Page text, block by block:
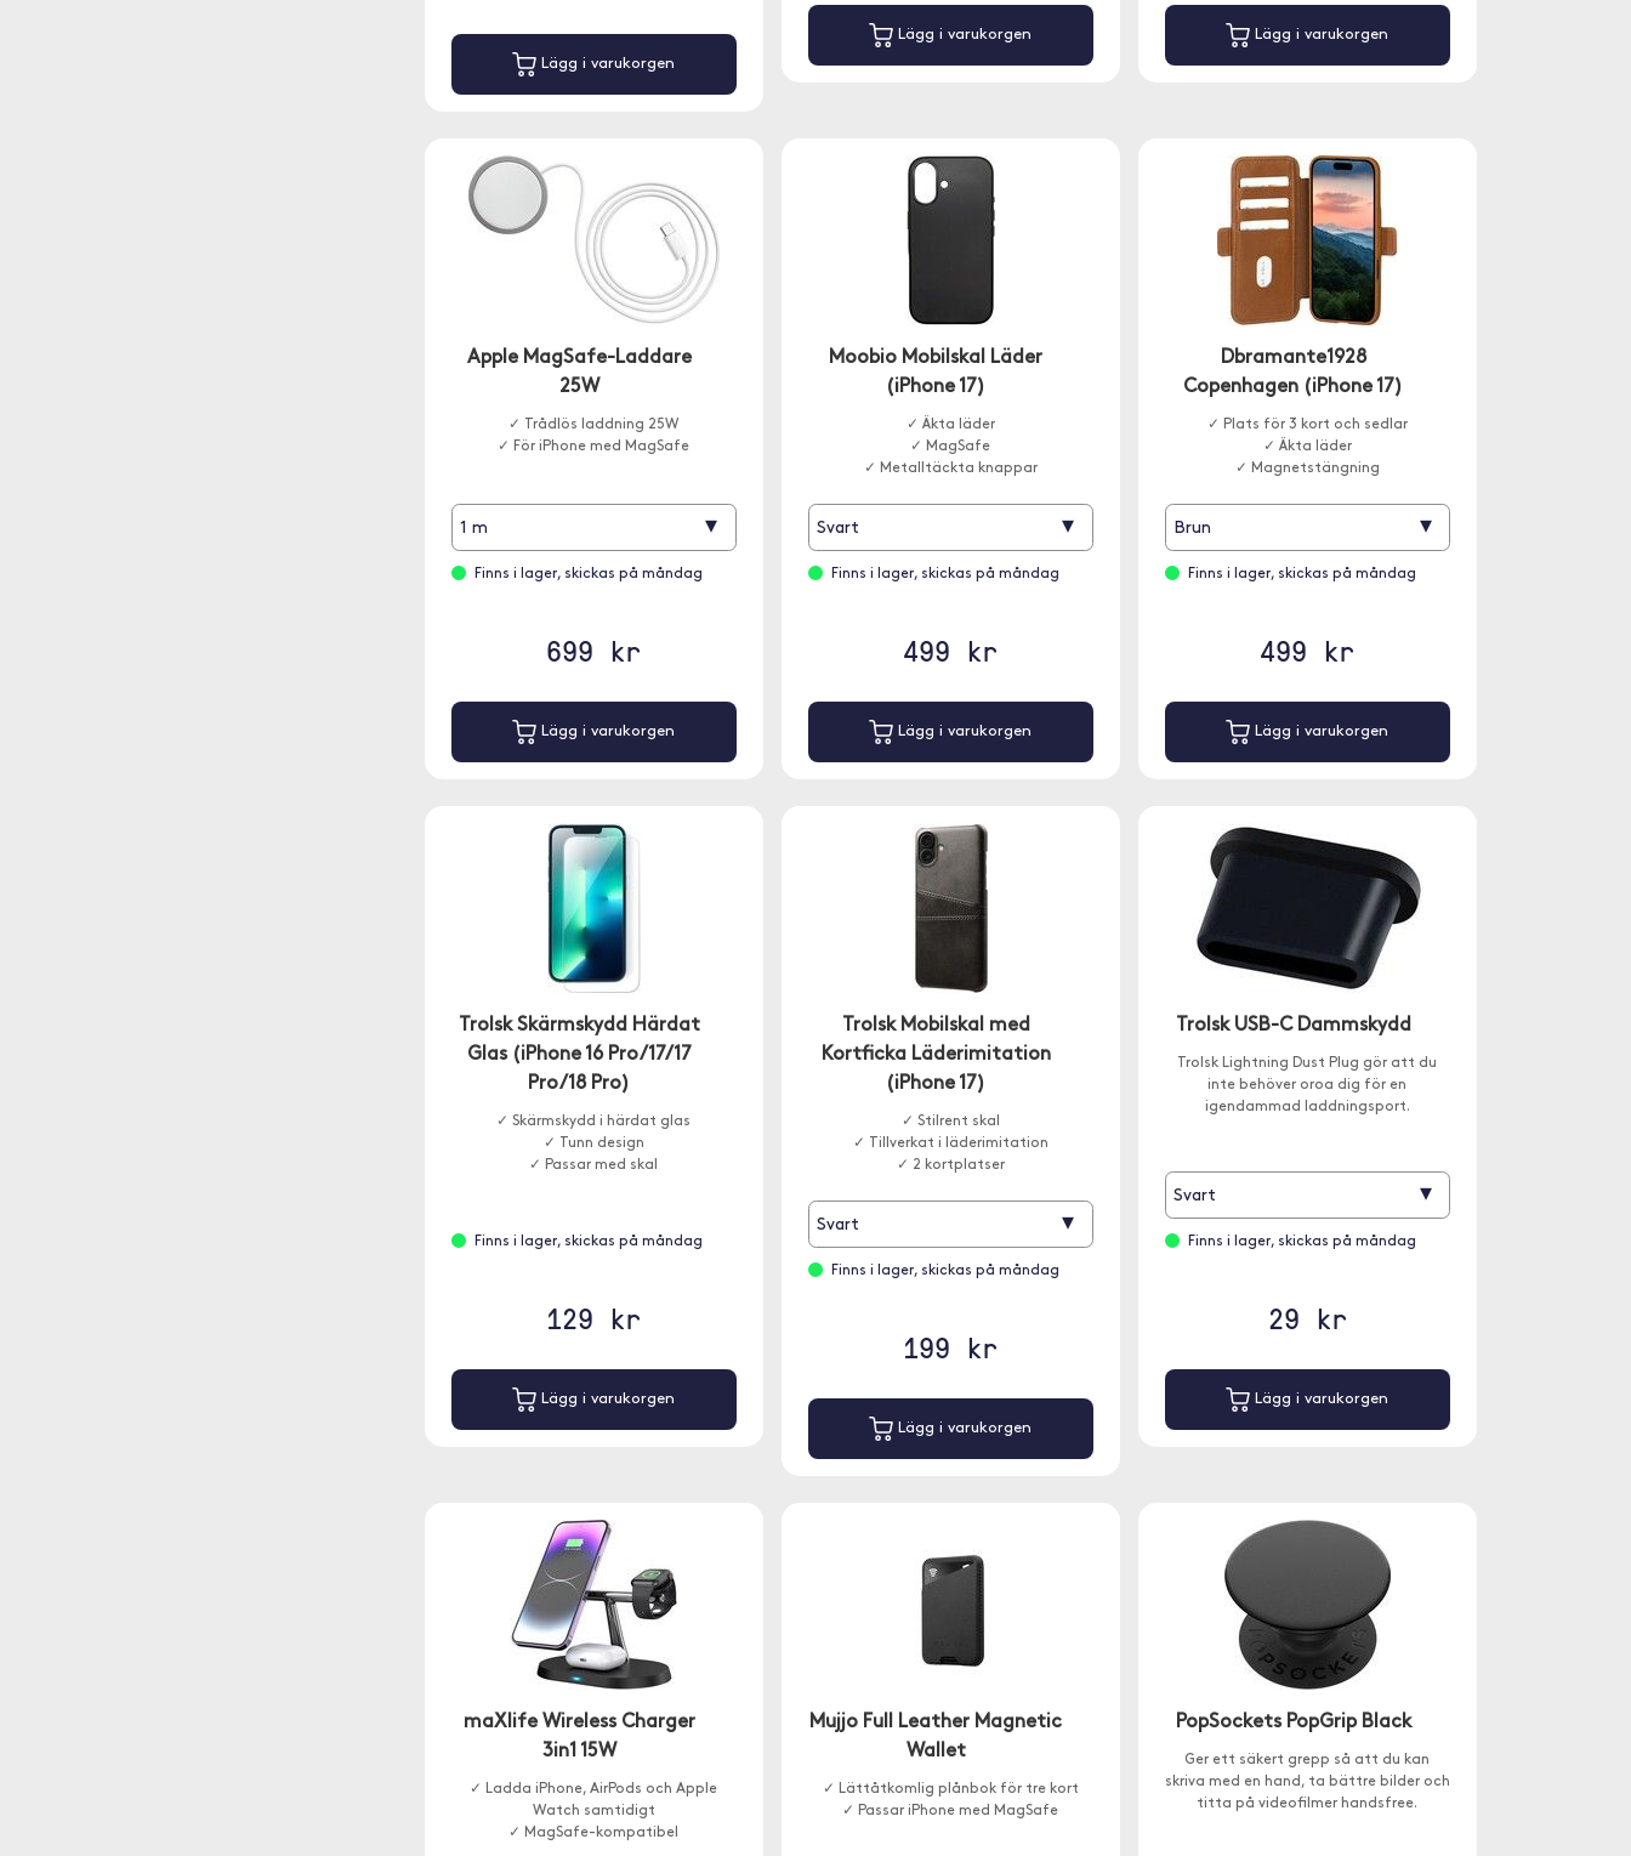
Lägg i varukorgen
Lägg i varukorgen Lägg i varukorgen
Apple MagSafe-Laddare
25W
✓ Trådlös laddning 25W
✓ För iPhone med MagSafe
1 m ▾
Finns i lager, skickas på måndag
699 kr
Lägg i varukorgen
Moobio Mobilskal Läder
(iPhone 17)
✓ Äkta läder
✓ MagSafe
✓ Metalltäckta knappar
Svart ▾
Finns i lager, skickas på måndag
499 kr
Lägg i varukorgen
Dbramante1928
Copenhagen (iPhone 17)
✓ Plats för 3 kort och sedlar
✓ Äkta läder
✓ Magnetstängning
Brun ▾
Finns i lager, skickas på måndag
499 kr
Lägg i varukorgen
Trolsk Skärmskydd Härdat
Glas (iPhone 16 Pro/17/17
Pro/18 Pro)
✓ Skärmskydd i härdat glas
✓ Tunn design
✓ Passar med skal
Finns i lager, skickas på måndag
129 kr
Lägg i varukorgen
Trolsk Mobilskal med
Kortficka Läderimitation
(iPhone 17)
✓ Stilrent skal
✓ Tillverkat i läderimitation
✓ 2 kortplatser
Svart ▾
Finns i lager, skickas på måndag
199 kr
Lägg i varukorgen
Trolsk USB-C Dammskydd
Trolsk Lightning Dust Plug gör att du
inte behöver oroa dig för en
igendammad laddningsport.
Svart ▾
Finns i lager, skickas på måndag
29 kr
Lägg i varukorgen
maXlife Wireless Charger
3in1 15W
✓ Ladda iPhone, AirPods och Apple
Watch samtidigt
✓ MagSafe-kompatibel
Mujjo Full Leather Magnetic
Wallet
✓ Lättåtkomlig plånbok för tre kort
✓ Passar iPhone med MagSafe
PopSockets PopGrip Black
Ger ett säkert grepp så att du kan
skriva med en hand, ta bättre bilder och
titta på videofilmer handsfree.